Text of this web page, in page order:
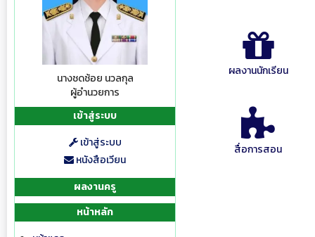
นางชดช้อย นวลกุล
ผู้อำนวยการ
เข้าสู่ระบบ
เข้าสู่ระบบ
หนังสือเวียน
ผลงานครู
หน้าหลัก
ผลงานนักเรียน
สื่อการสอน